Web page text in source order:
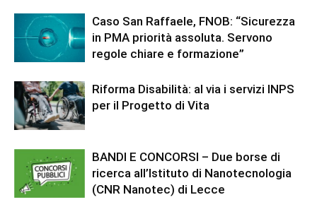
Caso San Raffaele, FNOB: “Sicurezza
in PMA priorità assoluta. Servono
regole chiare e formazione”
Riforma Disabilità: al via i servizi INPS
per il Progetto di Vita
BANDI E CONCORSI – Due borse di
ricerca all’Istituto di Nanotecnologia
(CNR Nanotec) di Lecce